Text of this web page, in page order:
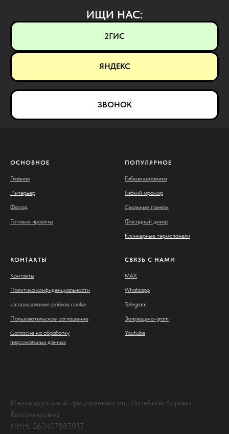
ИЩИ НАС:
2ГИС
ЯНДЕКС
ЗВОНОК
ОСНОВНОЕ
Главная
Интерьер
Фасад
Готовые проекты
ПОПУЛЯРНОЕ
Гибкая керамика
Гибкий мрамор
Скальные панели
Фасадный декор
Клинкерные термопанели
КОНТАКТЫ
Контакты
Политика конфиденциальности
Использование файлов cookie
Пользовательское соглашение
Согласие на обработку
персональных данных
СВЯЗЬ С НАМИ
MAX
Whatsapp
Telegram
Запрещено-gram
Youtube
Индивидуальный предприниматель Лазебная Карина
Владимировна
ИНН: 263407887917